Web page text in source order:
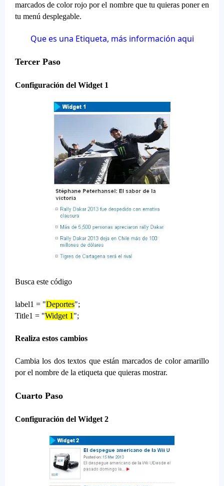
marcados de color rojo por el nombre que tu quieras poner en
tu menú desplegable.
Que es una Etiqueta, más información aqui
Tercer Paso
Configuración del Widget 1
Busca este código
label1 = "Deportes";
Title1 = "Widget 1 ";
Realiza estos cambios
Cambia los dos textos que están marcados de color amarillo
por el nombre de la etiqueta que quieras mostrar.
Cuarto Paso
Configuración del Widget 2